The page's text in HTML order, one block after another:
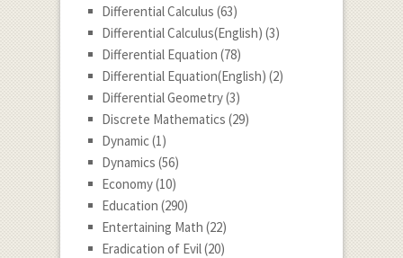
Differential Calculus (63)
Differential Calculus(English) (3)
Differential Equation (78)
Differential Equation(English) (2)
Differential Geometry(3)
Discrete Mathematics (29)
Dynamic(1)
Dynamics (56)
Economy(10)
Education (290)
Entertaining Math (22)
Eradication of Evil(20)